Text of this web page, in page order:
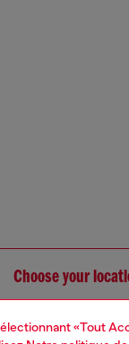
«Tout
Choose your
You are currently
seems you may be